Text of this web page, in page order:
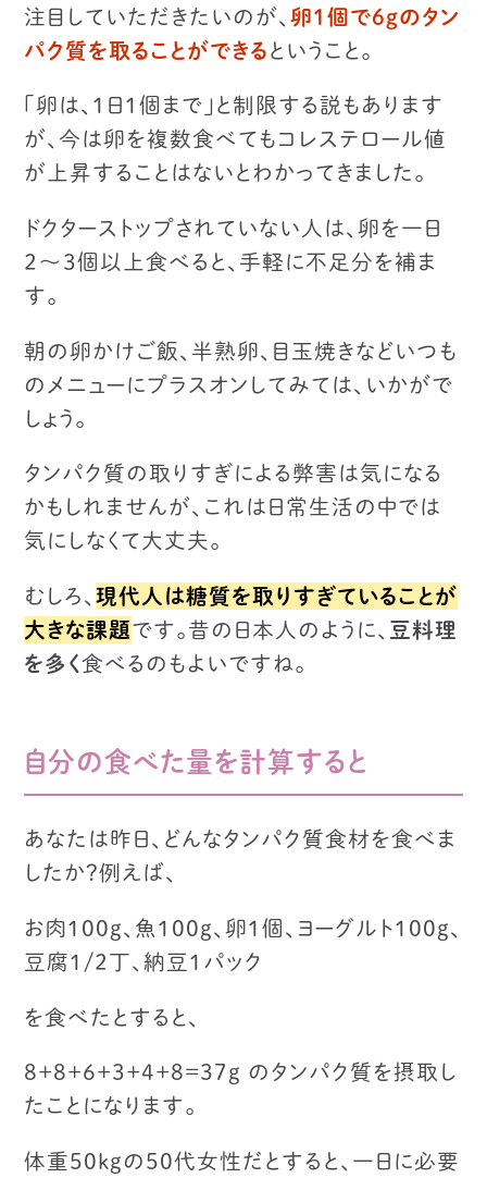
注目していただきたいのが、卵１個で６gのタン
パク質を取ることができる ということ。
「卵は、１日１個まで」と制限する説もあります
が、 今は卵を複数食べてもコレステロール値
が上昇することはないとわかってきました。
ドクターストップされていない人は、卵を一日
２〜３個以上食べると、手軽に不足分を補ま
す。
朝の卵かけご飯、半熟卵、目玉焼きなどいつも
のメニューにプラスオンしてみては、いかがで
しょう。
タンパク質の取りすぎによる弊害は気になる
かもしれませんが、 これは日常生活の中では
気にしなくて大丈夫。
むしろ、現代人は糖質を取りすぎていることが
大きな課題です。 昔の日本人のように、 豆料理
を多く食べるのもよいですね。
自分の食べた量を計算すると
あなたは昨日、どんなタンパク質食材を食べま
したか？例えば、
お肉100g、魚100g、卵１個、ヨーグルト100g、
豆腐1/2丁、納豆1パック
を食べたとすると、
８＋８＋６＋３＋４＋８＝３７g のタンパク質を摂取し
たことになります。
体重５０kgの５０代女性だとすると、 一日に必要